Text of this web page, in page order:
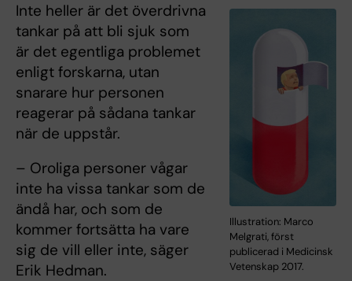
Illustration: Marco
Melgrati, först
publicerad i Medicinsk
Vetenskap 2017.
Inte heller är det överdrivna
tankar på att bli sjuk som
är det egentliga problemet
enligt forskarna, utan
snarare hur personen
reagerar på sådana tankar
när de uppstår.
– Oroliga personer vågar
inte ha vissa tankar som de
ändå har, och som de
kommer fortsätta ha vare
sig de vill eller inte, säger
Erik Hedman.